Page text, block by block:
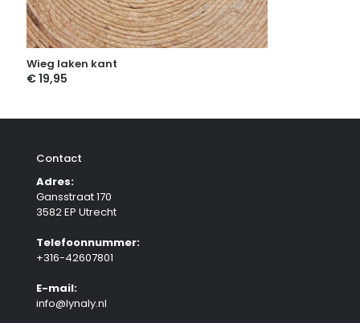
Wieg laken kant
€19,95
Contact
Adres:
Gansstraat 170
3582 EP Utrecht
Telefoonnummer:
+316-42607801
E-mail:
info@lynaly.nl